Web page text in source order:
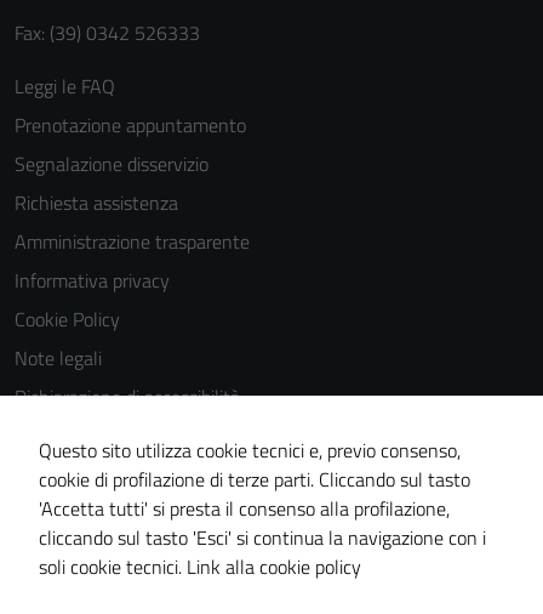
Fax: (39) 0342 526333
Leggi le FAQ
Prenotazione appuntamento
Segnalazione disservizio
Richiesta assistenza
Amministrazione trasparente
Informativa privacy
Cookie Policy
Note legali
Dichiarazione di accessibilità
Dichiarazione di accessibilità Servizi
Whistleblowing
Piano di miglioramento del sito
Area riservata
Questo sito utilizza cookie tecnici e, previo consenso,
cookie di profilazione di terze parti. Cliccando sul tasto
'Accetta tutti' si presta il consenso alla profilazione,
cliccando sul tasto 'Esci' si continua la navigazione con i
soli cookie tecnici. Link alla cookie policy